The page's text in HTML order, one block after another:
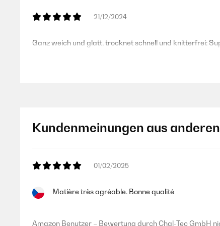
21/12/2024
Ganz weich und glatt, trocknet schnell und knitterfrei:
Amazon Benutzer – Bewertung durch Chal-Tec GmbH
Wie erwartet geliefert, sehr gute Qualität. Kleine
18/04/2024
Kundenmeinungen aus
01/02/2025
Matière très agréable. Bonne qualité
Amazon Benutzer – Bewertung durch Chal-Tec GmbH